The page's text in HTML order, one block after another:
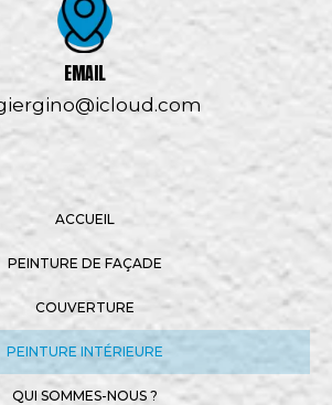
EMAIL
ACCUEIL
PEINTURE DE FAÇADE
COUVERTURE
PEINTURE INTÉRIEURE
QUI SOMMES-NOUS ?